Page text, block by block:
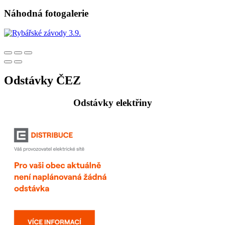
Náhodná fotogalerie
Odstávky ČEZ
Odstávky elektřiny